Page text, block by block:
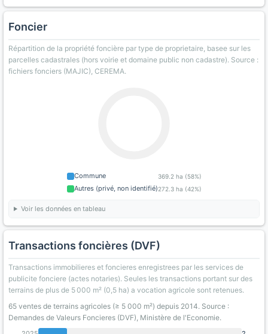
Foncier
Répartition de la propriété foncière par type de proprietaire, basee sur les
parcelles cadastrales (hors voirie et domaine public non cadastre). Source :
fichiers fonciers (MAJIC), CEREMA.
Commune 369.2 ha (58%)
Autres (privé, non identifié)272.3 ha (42%)
Voir les données en tableau
Transactions foncières (DVF)
Transactions immobilieres et foncieres enregistrees par les services de
publicite fonciere (actes notaries). Seules les transactions portant sur des
terrains de plus de 5 000 m² (0,5 ha) a vocation agricole sont retenues.
65 ventes de terrains agricoles (≥ 5 000 m²) depuis 2014. Source :
Demandes de Valeurs Foncieres (DVF), Ministère de l'Economie.